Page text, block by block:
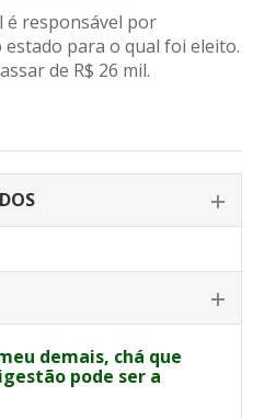
é responsável por
para o qual foi eleito.
de R$ 26 mil.
demais, chá que
pode ser a